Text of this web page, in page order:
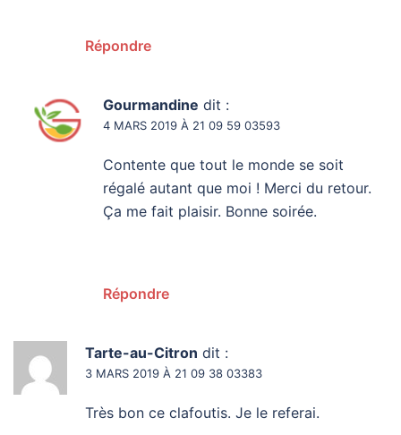
Répondre
Gourmandine dit :
4 MARS 2019 À 21 09 59 03593
Contente que tout le monde se soit
régalé autant que moi ! Merci du retour.
Ça me fait plaisir. Bonne soirée.
Répondre
Tarte-au-Citron dit :
3 MARS 2019 À 21 09 38 03383
Très bon ce clafoutis. Je le referai.